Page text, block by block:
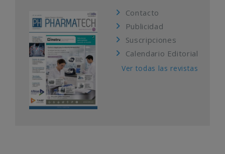
Contacto
Publicidad
Suscripciones
Calendario Editorial
Ver todas las revistas